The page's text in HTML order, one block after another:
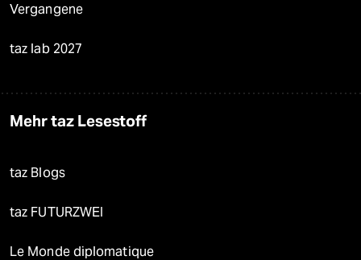
Vergangene
taz lab 2027
Mehr taz Lesestoff
taz Blogs
taz FUTURZWEI
Le Monde diplomatique